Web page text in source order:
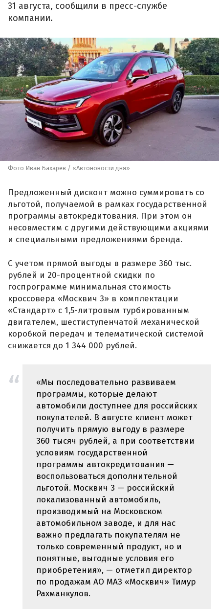
31 августа, сообщили в пресс-службе
компании.
Фото Иван Бахарев / «Автоновости дня»
Предложенный дисконт можно суммировать со
льготой, получаемой в рамках государственной
программы автокредитования. При этом он
несовместим с другими действующими акциями
и специальными предложениями бренда.
С учетом прямой выгоды в размере 360 тыс.
рублей и 20-процентной скидки по
госпрограмме минимальная стоимость
кроссовера «Москвич 3» в комплектации
«Стандарт» с 1,5-литровым турбированным
двигателем, шестиступенчатой механической
коробкой передач и телематической системой
снижается до 1 344 000 рублей.
«Мы последовательно развиваем
программы, которые делают
автомобили доступнее для российских
покупателей. В августе клиент может
получить прямую выгоду в размере
360 тысяч рублей, а при соответствии
условиям государственной
программы автокредитования —
воспользоваться дополнительной
льготой. Москвич 3 — российский
локализованный автомобиль,
производимый на Московском
автомобильном заводе, и для нас
важно предлагать покупателям не
только современный продукт, но и
понятные, выгодные условия его
приобретения», — отметил директор
по продажам АО МАЗ «Москвич» Тимур
Рахманкулов.